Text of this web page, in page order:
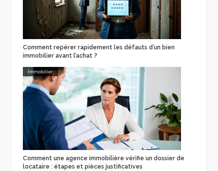
Comment repérer rapidement les défauts d’un bien
immobilier avant l’achat ?
Immobilier
Comment une agence immobilière vérifie un dossier de
locataire : étapes et pièces justificatives